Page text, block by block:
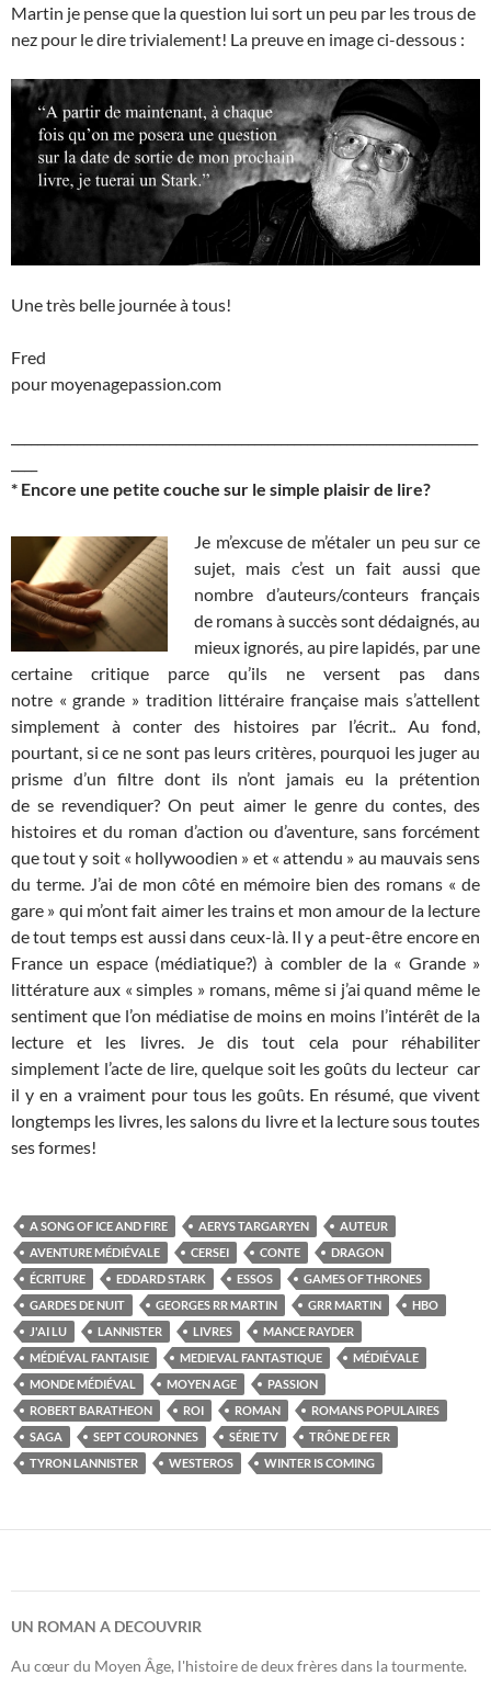
Martin je pense que la question lui sort un peu par les trous de
nez pour le dire trivialement! La preuve en image ci-dessous :
Une très belle journée à tous!
Fred
pour moyenagepassion.com
* Encore une petite couche sur le simple plaisir de lire?
Je m’excuse de m’étaler un peu sur ce
sujet, mais c’est un fait aussi que
nombre d’auteurs/conteurs français
de romans à succès sont dédaignés, au
mieux ignorés, au pire lapidés, par une
certaine critique parce qu’ils ne versent pas dans
notre « grande » tradition littéraire française mais s’attellent
simplement à conter des histoires par l’écrit.. Au fond,
pourtant, si ce ne sont pas leurs critères, pourquoi les juger au
prisme d’un filtre dont ils n’ont jamais eu la prétention
de se revendiquer? On peut aimer le genre du contes, des
histoires et du roman d’action ou d’aventure, sans forcément
que tout y soit « hollywoodien » et « attendu » au mauvais sens
du terme. J’ai de mon côté en mémoire bien des romans « de
gare » qui m’ont fait aimer les trains et mon amour de la lecture
de tout temps est aussi dans ceux-là. Il y a peut-être encore en
France un espace (médiatique?) à combler de la « Grande »
littérature aux « simples » romans, même si j’ai quand même le
sentiment que l’on médiatise de moins en moins l’intérêt de la
lecture et les livres. Je dis tout cela pour réhabiliter
simplement l’acte de lire, quelque soit les goûts du lecteur car
il y en a vraiment pour tous les goûts. En résumé, que vivent
longtemps les livres, les salons du livre et la lecture sous toutes
ses formes!
A SONG OF ICE AND FIRE AERYS TARGARYEN
AUTEUR
AVENTURE MÉDIÉVALE
CERSEI CONTE
DRAGON
ÉCRITURE
EDDARD STARK ESSOS
GAMES OF THRONES
GARDES DE NUIT
GEORGES RR MARTIN GRR MARTIN
HBO
J'AI LU
LANNISTER LIVRES
MANCE RAYDER
MÉDIÉVAL FANTAISIE
MEDIEVAL FANTASTIQUE
MÉDIÉVALE
MONDE MÉDIÉVAL
MOYEN AGE
PASSION
ROBERT BARATHEON
ROI ROMAN
ROMANS POPULAIRES
SAGA
SEPT COURONNES SÉRIE TV
TRÔNE DE FER
TYRON LANNISTER
WESTEROS WINTER IS COMING
UN ROMAN A DECOUVRIR
Au cœur du Moyen Âge, l'histoire de deux frères dans la tourmente.